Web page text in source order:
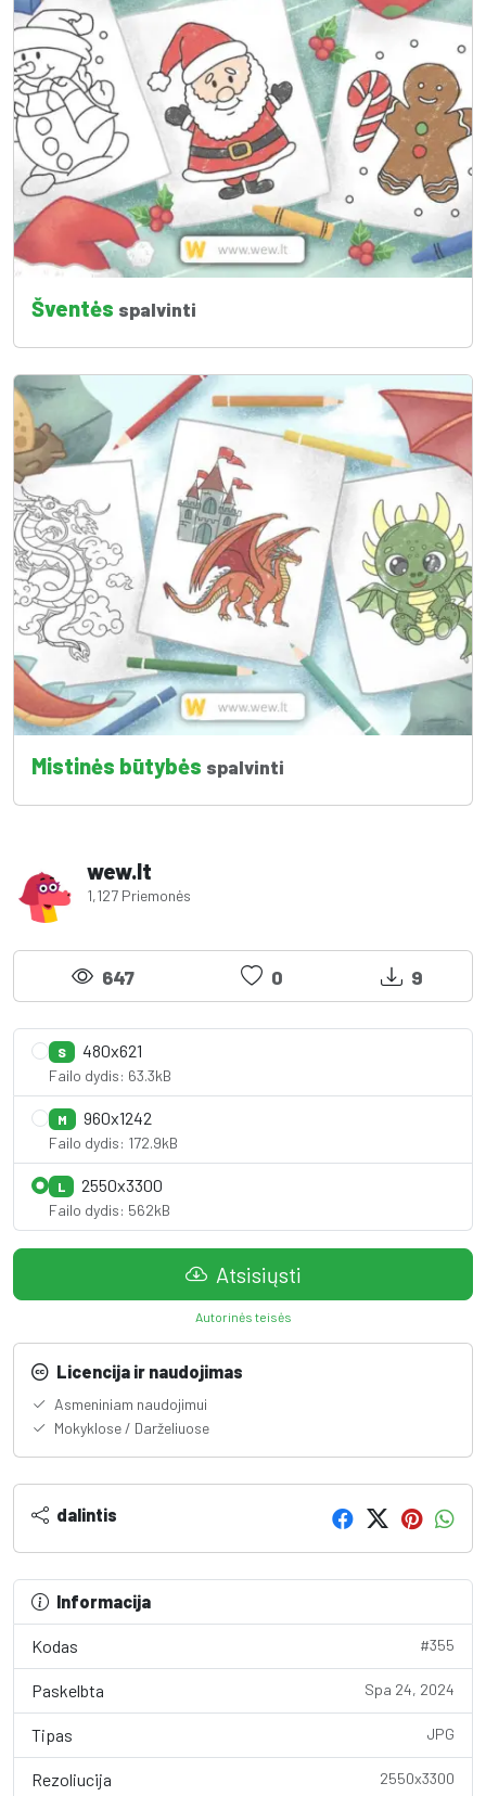
Šventės spalvinti
Mistinės būtybės spalvinti
wew.lt
1,127 Priemonės
647 0 9
S 480x621
Failo dydis: 63.3kB
M 960x1242
Failo dydis: 172.9kB
L 2550x3300
Failo dydis: 562kB
Atsisiųsti
Autorinės teisės
Licencija ir naudojimas
Asmeniniam naudojimui
Mokyklose / Darželiuose
dalintis
Informacija
Kodas #355
Paskelbta Spa 24, 2024
Tipas JPG
Rezoliucija 2550x3300